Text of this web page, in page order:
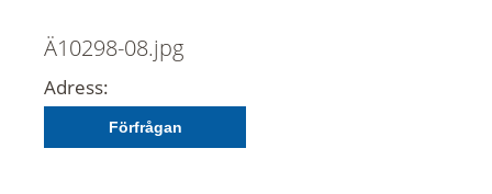
Ä10298-08.jpg
Adress:
Förfrågan